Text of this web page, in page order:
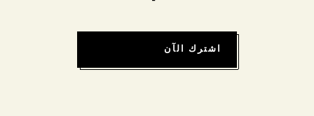
اشترك الآن